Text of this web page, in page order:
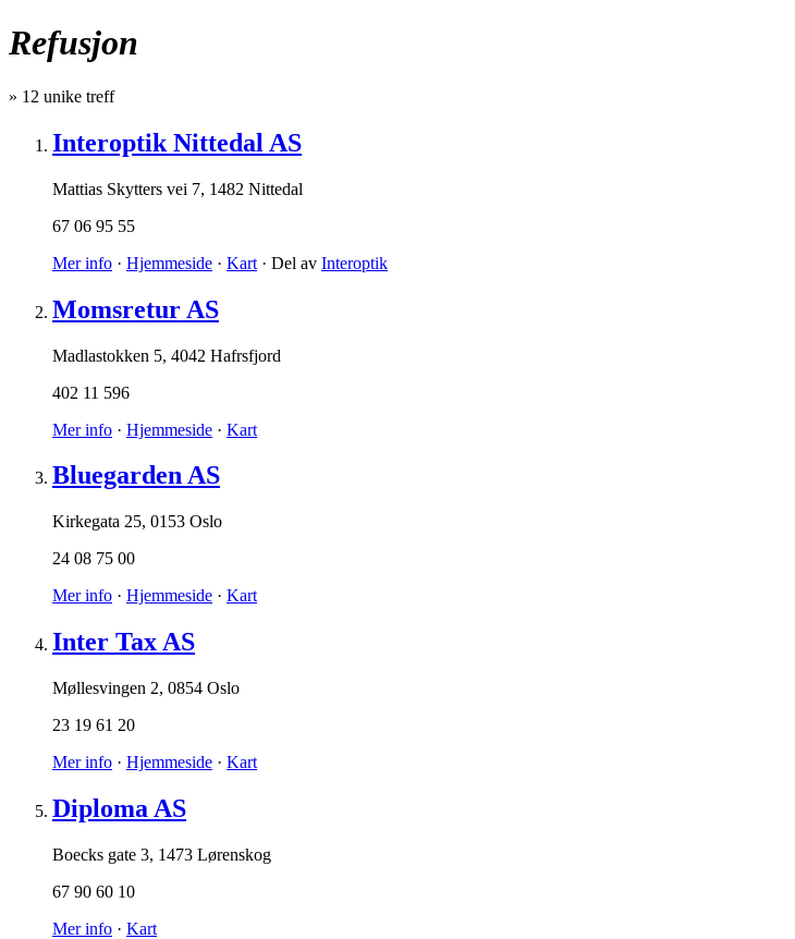
Refusjon
» 12 unike treff
Interoptik Nittedal AS
Mattias Skytters vei 7, 1482 Nittedal
67 06 95 55
Mer info · Hjemmeside · Kart · Del av Interoptik
Momsretur AS
Madlastokken 5, 4042 Hafrsfjord
402 11 596
Mer info · Hjemmeside · Kart
Bluegarden AS
Kirkegata 25, 0153 Oslo
24 08 75 00
Mer info · Hjemmeside · Kart
Inter Tax AS
Møllesvingen 2, 0854 Oslo
23 19 61 20
Mer info · Hjemmeside · Kart
Diploma AS
Boecks gate 3, 1473 Lørenskog
67 90 60 10
Mer info · Kart